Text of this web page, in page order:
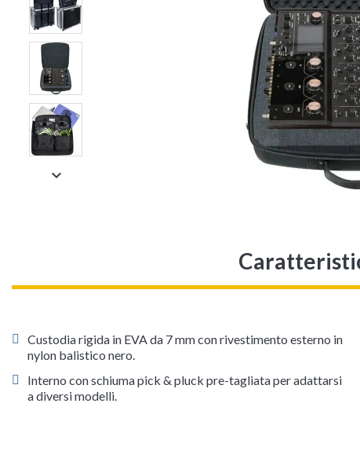

Custodia rigida in EVA da 7 mm con rivestimento esterno in
nylon balistico nero.
Interno con schiuma pick & pluck pre-tagliata per adattarsi
a diversi modelli.